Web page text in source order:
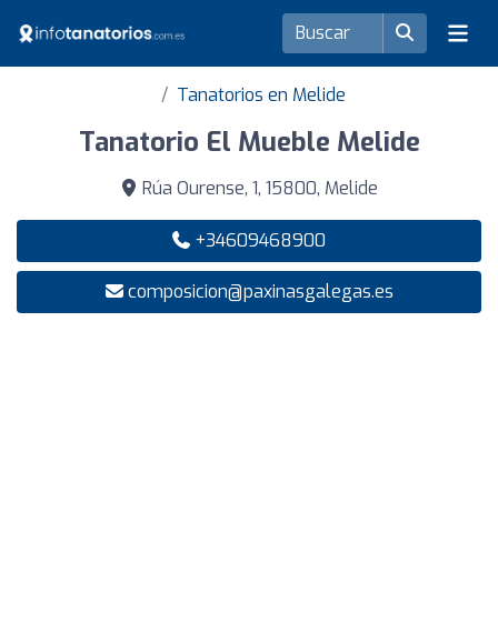
Tanatorios en Melide
Tanatorio El Mueble Melide
Rúa Ourense, 1, 15800, Melide
+34609468900
composicion@paxinasgalegas.es